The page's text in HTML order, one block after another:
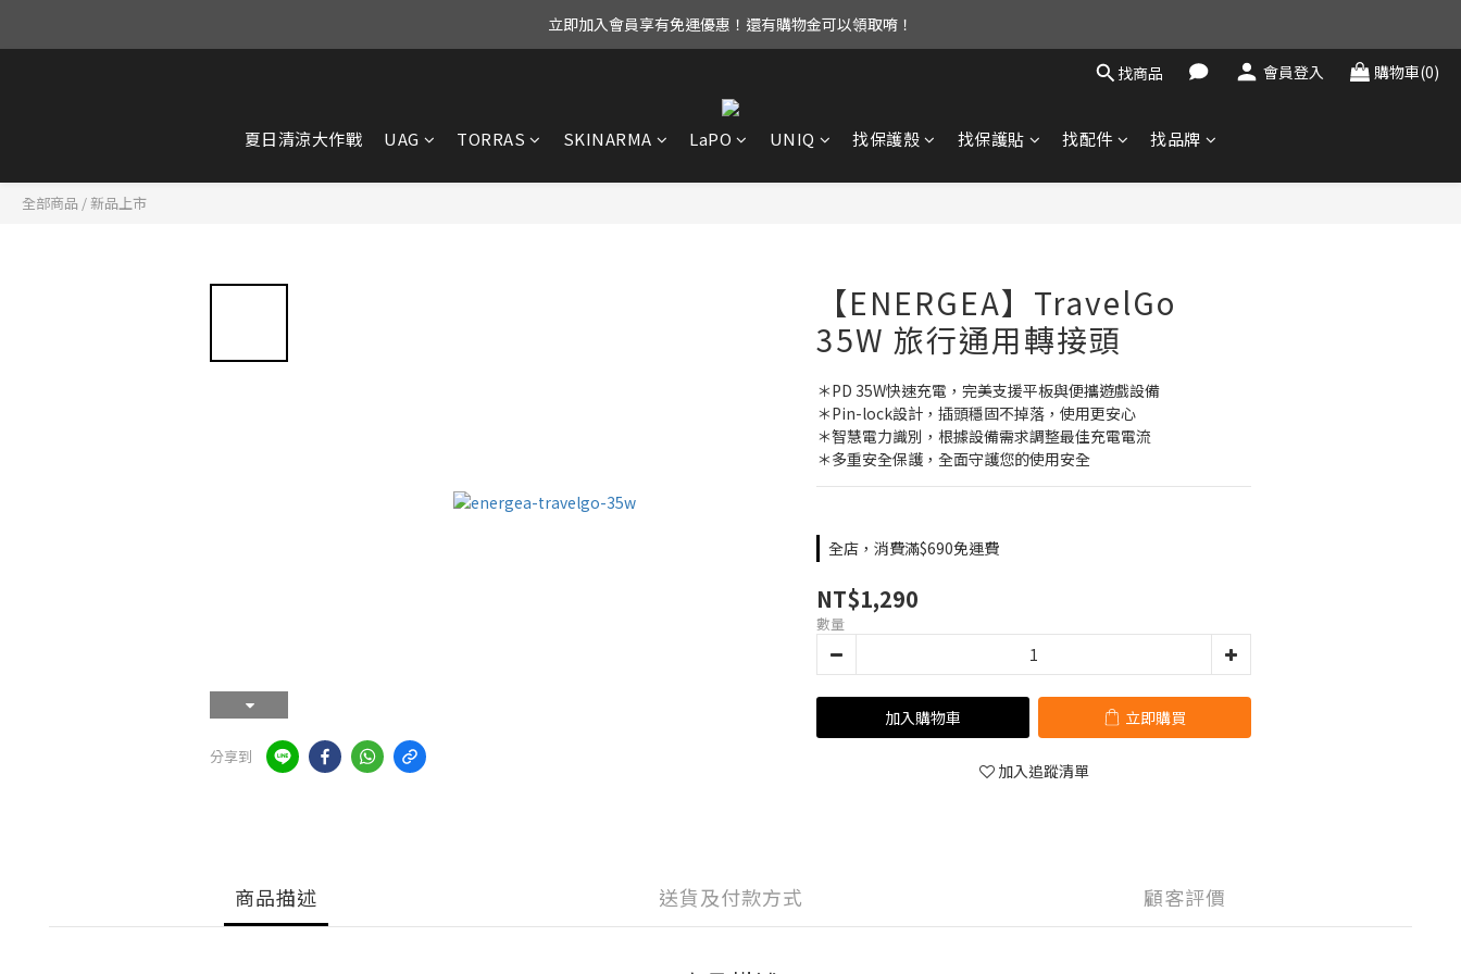
UAG iPhone17 全系列 88折優惠中！
立即加入會員享有免運優惠！還有購物金可以領取唷！
找商品 會員登入 購物車(0)
夏日清涼大作戰 UAG TORRAS SKINARMA LaPO UNIQ 找保護殼 找保護貼 找配件 找品牌
全部商品 /新品上市
分享到
【ENERGEA】TravelGo
35W 旅行通用轉接頭
＊PD 35W快速充電，完美支援平板與便攜遊戲設備
＊Pin-lock設計，插頭穩固不掉落，使用更安心
＊智慧電力識別，根據設備需求調整最佳充電電流
＊多重安全保護，全面守護您的使用安全
全店，消費滿$690免運費
NT$1,290
數量
加入購物車 立即購買
加入追蹤清單
商品描述 送貨及付款方式 顧客評價